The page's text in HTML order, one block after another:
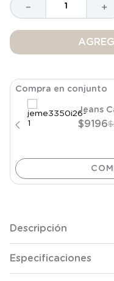
＋
－
Compra en conjunto
Jeans
$9196$
Descripción
Especificaciones